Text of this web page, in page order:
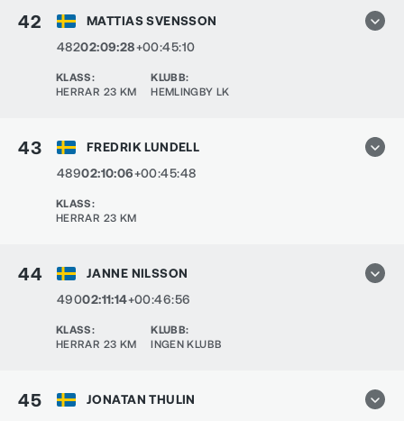
42
MATTIAS SVENSSON
48202:09:28+00:45:10
KLASS:
HERRAR 23 KM
KLUBB:
HEMLINGBY LK
43
FREDRIK LUNDELL
48902:10:06+00:45:48
KLASS:
HERRAR 23 KM
44
JANNE NILSSON
49002:11:14+00:46:56
KLASS:
HERRAR 23 KM
KLUBB:
INGEN KLUBB
45
JONATAN THULIN